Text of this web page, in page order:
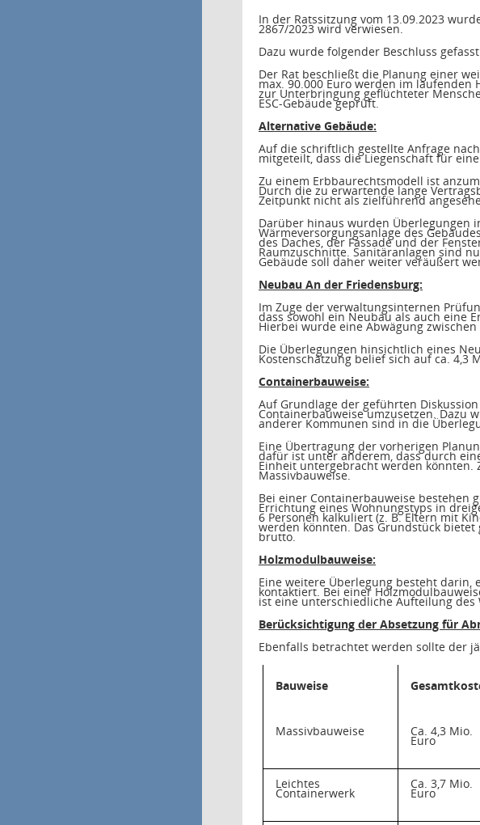
In der Ratssitzung vom 13.09.2023
2867/2023 wird verwiesen.
Dazu wurde folgender Beschluss
Der Rat beschließt die Planung einer
max. 90.000 Euro werden im
zur Unterbringung geflüchteter
ESC-Gebäude geprüft.
Alternative Gebäude:
Auf die schriftlich gestellte Anfrage
mitgeteilt, dass die Liegenschaft für
Zu einem Erbbaurechtsmodell ist
Durch die zu erwartende lange
Zeitpunkt nicht als zielführend
Darüber hinaus wurden Überlegungen
Wärmeversorgungsanlage des
des Daches, der Fassade und der
Raumzuschnitte. Sanitäranlagen sind
Gebäude soll daher weiter veräußert
Neubau An der Friedensburg:
Im Zuge der verwaltungsinternen
dass sowohl ein Neubau als auch eine
Hierbei wurde eine Abwägung
Die Überlegungen hinsichtlich eines
Kostenschätzung belief sich auf ca. 4,3
Containerbauweise:
Auf Grundlage der geführten
Containerbauweise umzusetzen. Dazu
anderer Kommunen sind in die
Eine Übertragung der vorherigen
dafür ist unter anderem, dass durch
Einheit untergebracht werden könnten.
Massivbauweise.
Bei einer Containerbauweise bestehen
Errichtung eines Wohnungstyps in
6 Personen kalkuliert (z. B. Eltern mit
werden könnten. Das Grundstück
brutto.
Holzmodulbauweise:
Eine weitere Überlegung besteht
kontaktiert. Bei einer
ist eine unterschiedliche Aufteilung des
Berücksichtigung der Absetzung für
Ebenfalls betrachtet werden sollte der
Bauweise
Massivbauweise Ca. 4,3 Mio.
Euro
Leichtes
Containerwerk
Ca. 3,7 Mio.
Euro